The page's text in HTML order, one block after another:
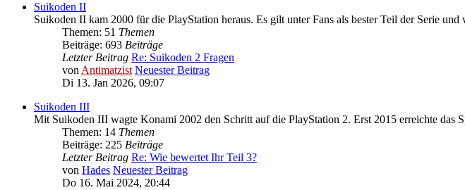
Suikoden II
Suikoden II kam 2000 für die PlayStation heraus. Es gilt unter Fans als bester Teil der Serie
Themen: 51 Themen
Beiträge: 693 Beiträge
Letzter Beitrag Re: Suikoden 2 Fragen
vonAntimatzist Neuester Beitrag
Di 13. Jan 2026, 09:07
Suikoden III
Mit Suikoden III wagte Konami 2002 den Schritt auf die PlayStation 2. Erst 2015 erreichte das
Themen: 14 Themen
Beiträge: 225 Beiträge
Letzter Beitrag Re: Wie bewertet Ihr Teil 3?
von Hades Neuester Beitrag
Do 16. Mai 2024, 20:44